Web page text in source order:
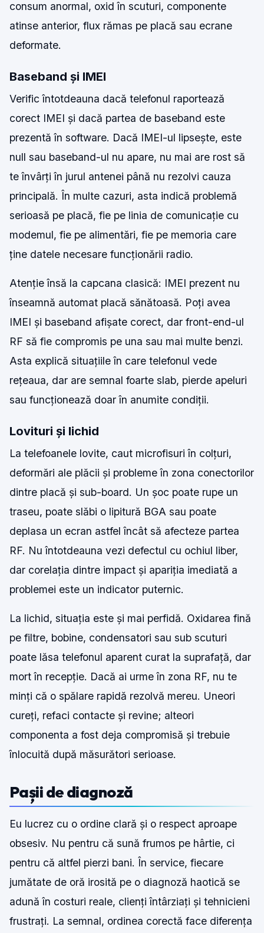
consum anormal, oxid în scuturi, componente
atinse anterior, flux rămas pe placă sau ecrane
deformate.
Baseband și IMEI
Verific întotdeauna dacă telefonul raportează
corect IMEI și dacă partea de baseband este
prezentă în software. Dacă IMEI-ul lipsește, este
null sau baseband-ul nu apare, nu mai are rost să
te învârți în jurul antenei până nu rezolvi cauza
principală. În multe cazuri, asta indică problemă
serioasă pe placă, fie pe linia de comunicație cu
modemul, fie pe alimentări, fie pe memoria care
ține datele necesare funcționării radio.
Atenție însă la capcana clasică: IMEI prezent nu
înseamnă automat placă sănătoasă. Poți avea
IMEI și baseband afișate corect, dar front-end-ul
RF să fie compromis pe una sau mai multe benzi.
Asta explică situațiile în care telefonul vede
rețeaua, dar are semnal foarte slab, pierde apeluri
sau funcționează doar în anumite condiții.
Lovituri și lichid
La telefoanele lovite, caut microfisuri în colțuri,
deformări ale plăcii și probleme în zona conectorilor
dintre placă și sub-board. Un șoc poate rupe un
traseu, poate slăbi o lipitură BGA sau poate
deplasa un ecran astfel încât să afecteze partea
RF. Nu întotdeauna vezi defectul cu ochiul liber,
dar corelația dintre impact și apariția imediată a
problemei este un indicator puternic.
La lichid, situația este și mai perfidă. Oxidarea fină
pe filtre, bobine, condensatori sau sub scuturi
poate lăsa telefonul aparent curat la suprafață, dar
mort în recepție. Dacă ai urme în zona RF, nu te
minți că o spălare rapidă rezolvă mereu. Uneori
cureți, refaci contacte și revine; alteori
componenta a fost deja compromisă și trebuie
înlocuită după măsurători serioase.
Pașii de diagnoză
Eu lucrez cu o ordine clară și o respect aproape
obsesiv. Nu pentru că sună frumos pe hârtie, ci
pentru că altfel pierzi bani. În service, fiecare
jumătate de oră irosită pe o diagnoză haotică se
adună în costuri reale, clienți întârziați și tehnicieni
frustrați. La semnal, ordinea corectă face diferența